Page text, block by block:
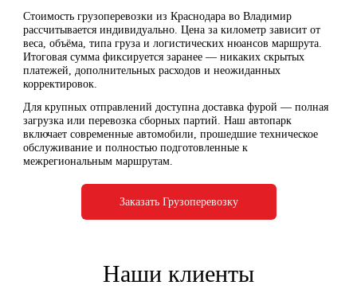
Стоимость грузоперевозки из Краснодара во Владимир
рассчитывается индивидуально. Цена за километр зависит от
веса, объёма, типа груза и логистических нюансов маршрута.
Итоговая сумма фиксируется заранее — никаких скрытых
платежей, дополнительных расходов и неожиданных
корректировок.
Для крупных отправлений доступна доставка фурой — полная
загрузка или перевозка сборных партий. Наш автопарк
включает современные автомобили, прошедшие техническое
обслуживание и полностью подготовленные к
межрегиональным маршрутам.
Заказать Грузоперевозку
Наши клиенты